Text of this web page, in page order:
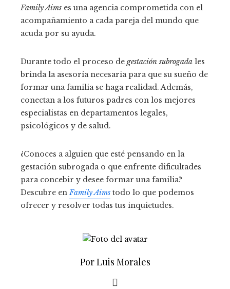
Family Aims es una agencia comprometida con el
acompañamiento a cada pareja del mundo que
acuda por su ayuda.
Durante todo el proceso de gestación subrogada les
brinda la asesoría necesaria para que su sueño de
formar una familia se haga realidad. Además,
conectan a los futuros padres con los mejores
especialistas en departamentos legales,
psicológicos y de salud.
¿Conoces a alguien que esté pensando en la
gestación subrogada o que enfrente dificultades
para concebir y desee formar una familia?
Descubre enFamily Aims todo lo que podemos
ofrecer y resolver todas tus inquietudes.
Por Luis Morales